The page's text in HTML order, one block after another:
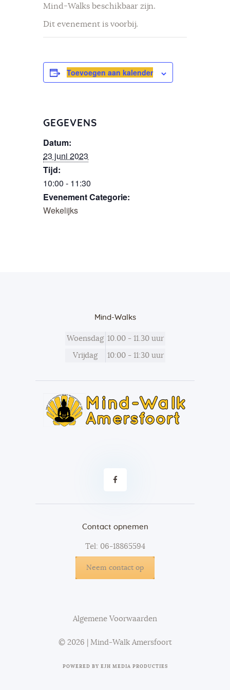
Mind-Walks beschikbaar zijn.
Dit evenement is voorbij.
Toevoegen aan kalender
GEGEVENS
Datum:
23 juni 2023
Tijd:
10:00 - 11:30
Evenement Categorie:
Wekelijks
Mind-Walks
Woensdag 10.00 - 11.30 uur
Vrijdag 10:00 - 11:30 uur
Contact opnemen
Tel: 06-18865594
Neem contact op
Algemene Voorwaarden
© 2026 | Mind-Walk Amersfoort
POWERED BY EJH MEDIA PRODUCTIES